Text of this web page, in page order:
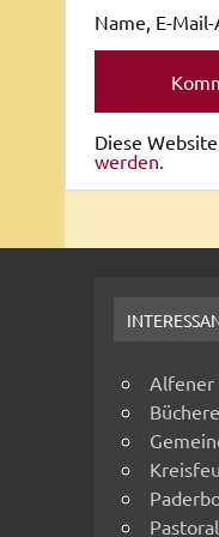
Name, E-
Diese
werden.